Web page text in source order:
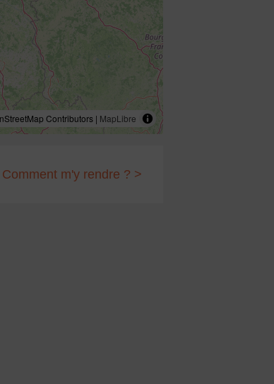
Contributors | MapLibre
Comment m'y rendre ? >